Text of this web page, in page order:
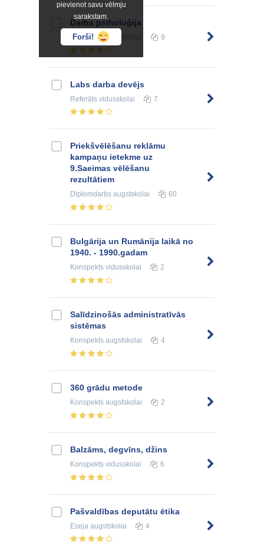
pievienot savu vēlmju
sarakstam.
Forši!
Darba psiholoģija
Konspektsaugstskolai 9
Labs darba devējs
Referāts vidusskolai 7
Priekšvēlēšanu reklāmu
kampaņu ietekme uz
9.Saeimas vēlēšanu
rezultātiem
Diplomdarbs augstskolai 60
Bulgārija un Rumānija laikā no
1940. - 1990.gadam
Konspekts vidusskolai 2
Salīdzinošās administratīvās
sistēmas
Konspekts augstskolai 4
360 grādu metode
Konspekts augstskolai 2
Balzāms, degvīns, džins
Konspekts vidusskolai 6
Pašvaldības deputātu ētika
Eseja augstskolai 4